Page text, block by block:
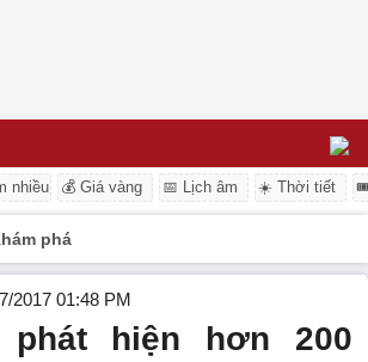
nhiều 💰 Giá vàng 📅 Lịch âm ☀️ Thời tiết
phá
2017 01:48 PM
hiện hơn 200